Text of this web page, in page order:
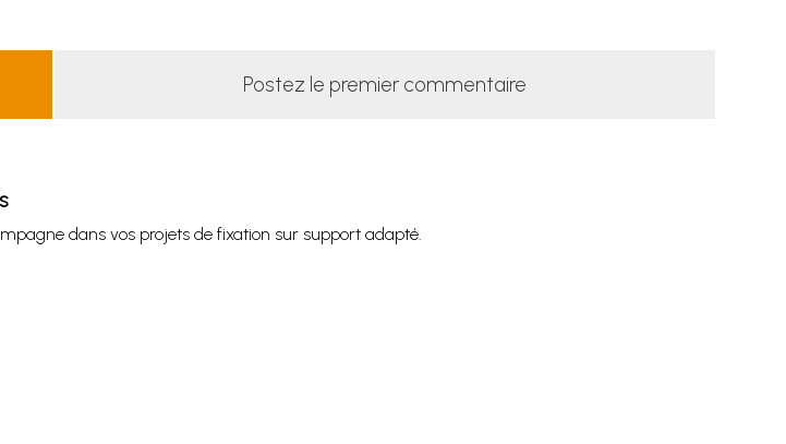
Postez le premier commentaire
dans vos projets de fixation sur support adapté.